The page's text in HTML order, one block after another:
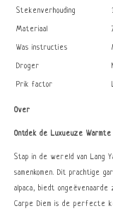
Stekenverhouding
Materiaal
Was instructies
Droger
Prik factor
Over
Ontdek de Luxueuze Warmte
Stap in de wereld van Lang
samenkomen. Dit prachtige
alpaca, biedt
Carpe Diem is de perfecte